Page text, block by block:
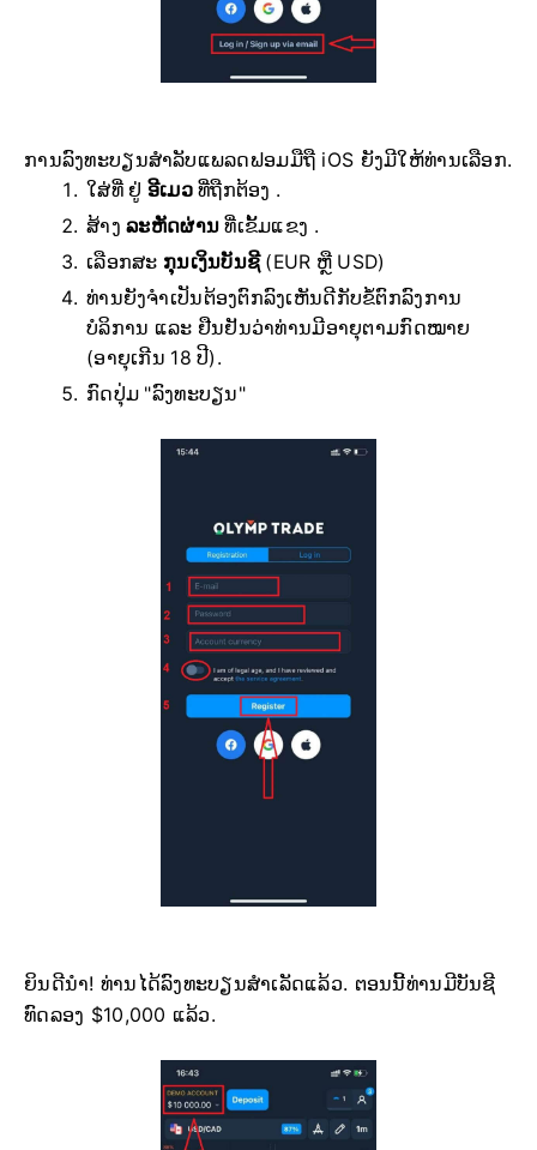
ການລົງທະບຽນສຳລັບແພລດຟອມມືຖື iOS ຍັງມີໃຫ້ທ່ານເລືອກ.
ໃສ່ທີ່ ຢູ່ ອີເມວທີ່ຖືກຕ້ອງ .
ສ້າງລະຫັດຜ່ານ ທີ່ເຂັ້ມແຂງ .
ເລືອກສະ ກຸນເງິນບັນຊີ(EUR ຫຼື USD)
ທ່ານຍັງຈຳເປັນຕ້ອງຕົກລົງເຫັນດີກັບຂໍ້ຕົກລົງການ
ບໍລິການ ແລະ ຢືນຢັນວ່າທ່ານມີອາຍຸຕາມກົດໝາຍ
(ອາຍຸເກີນ 18 ປີ).
ກົດປຸ່ມ "ລົງທະບຽນ"
ຍິນດີນຳ! ທ່ານໄດ້ລົງທະບຽນສຳເລັດແລ້ວ. ຕອນນີ້ທ່ານມີບັນຊີ
ທົດລອງ $10,000 ແລ້ວ.